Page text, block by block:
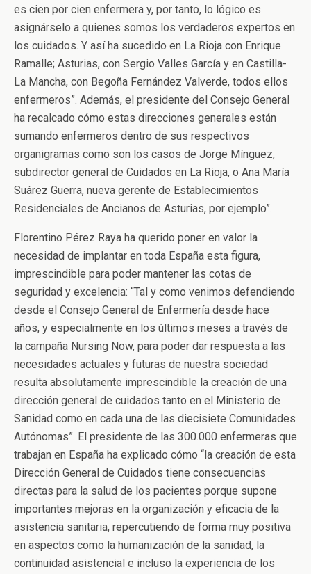
es cien por cien enfermera y, por tanto, lo lógico es
asignárselo a quienes somos los verdaderos expertos en
los cuidados. Y así ha sucedido en La Rioja con Enrique
Ramalle; Asturias, con Sergio Valles García y en Castilla-
La Mancha, con Begoña Fernández Valverde, todos ellos
enfermeros”. Además, el presidente del Consejo General
ha recalcado cómo estas direcciones generales están
sumando enfermeros dentro de sus respectivos
organigramas como son los casos de Jorge Mínguez,
subdirector general de Cuidados en La Rioja, o Ana María
Suárez Guerra, nueva gerente de Establecimientos
Residenciales de Ancianos de Asturias, por ejemplo”.
Florentino Pérez Raya ha querido poner en valor la
necesidad de implantar en toda España esta figura,
imprescindible para poder mantener las cotas de
seguridad y excelencia: “Tal y como venimos defendiendo
desde el Consejo General de Enfermería desde hace
años, y especialmente en los últimos meses a través de
la campaña Nursing Now, para poder dar respuesta a las
necesidades actuales y futuras de nuestra sociedad
resulta absolutamente imprescindible la creación de una
dirección general de cuidados tanto en el Ministerio de
Sanidad como en cada una de las diecisiete Comunidades
Autónomas”. El presidente de las 300.000 enfermeras que
trabajan en España ha explicado cómo “la creación de esta
Dirección General de Cuidados tiene consecuencias
directas para la salud de los pacientes porque supone
importantes mejoras en la organización y eficacia de la
asistencia sanitaria, repercutiendo de forma muy positiva
en aspectos como la humanización de la sanidad, la
continuidad asistencial e incluso la experiencia de los